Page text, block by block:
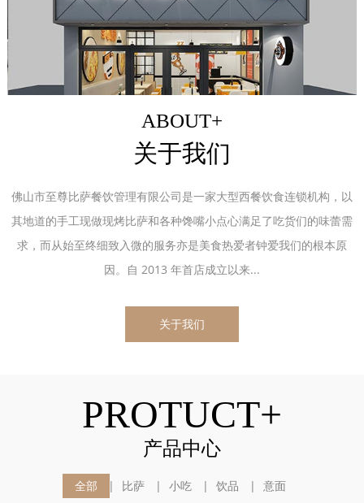
ABOUT+
关于我们
佛山市至尊比萨餐饮管理有限公司是一家大型西餐饮食连锁机构，以
其地道的手工现做现烤比萨和各种馋嘴小点心满足了吃货们的味蕾需
求，而从始至终细致入微的服务亦是美食热爱者钟爱我们的根本原
因。自 2013 年首店成立以来...
关于我们
PROTUCT+
产品中心
全部 比萨 小吃 饮品 意面